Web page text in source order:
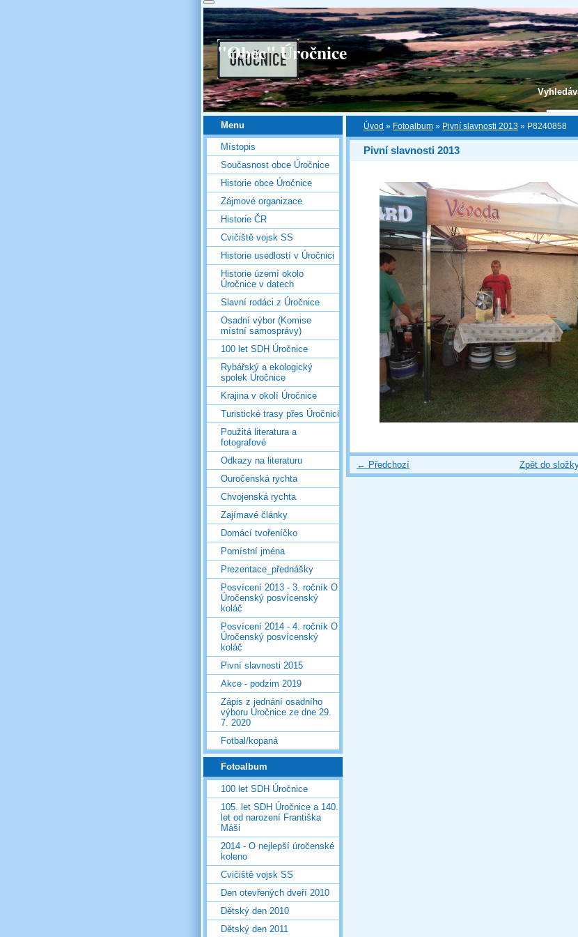
"Obec" Úročnice
Úvod » Fotoalbum » Pivní slavnosti 2013 » P8240858
Pivní slavnosti 2013
← Předchozí Zpět do
Menu
Místopis
Současnost obce Úročnice
Historie obce Úročnice
Zájmové organizace
Historie ČR
Cvičiště vojsk SS
Historie usedlostí v Úročnici
Historie území okolo
Úročnice v datech
Slavní rodáci z Úročnice
Osadní výbor (Komise
místní samosprávy)
100 let SDH Úročnice
Rybářský a ekologický
spolek Úročnice
Krajina v okolí Úročnice
Turistické trasy přes Úročnici
Použitá literatura a
fotografové
Odkazy na literaturu
Ouročenská rychta
Chvojenská rychta
Zajímavé články
Domácí tvořeníčko
Pomístní jména
Prezentace_přednášky
Posvícení 2013 - 3. ročník O
Úročenský posvícenský
koláč
Posvícení 2014 - 4. ročník O
Úročenský posvícenský
koláč
Pivní slavnosti 2015
Akce - podzim 2019
Zápis z jednání osadního
výboru Úročnice ze dne 29.
7. 2020
Fotbal/kopaná
Fotoalbum
100 let SDH Úročnice
105. let SDH Úročnice a 140.
let od narození Františka
Máši
2014 - O nejlepší úročenské
koleno
Cvičiště vojsk SS
Den otevřených dveří 2010
Dětský den 2010
Dětský den 2011